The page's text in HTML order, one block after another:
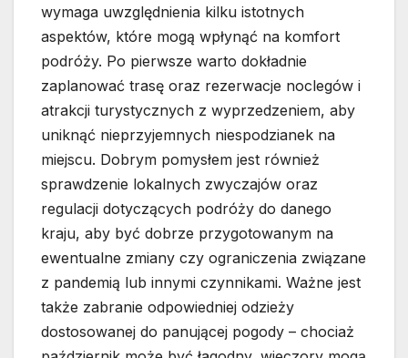
wymaga uwzględnienia kilku istotnych
aspektów, które mogą wpłynąć na komfort
podróży. Po pierwsze warto dokładnie
zaplanować trasę oraz rezerwacje noclegów i
atrakcji turystycznych z wyprzedzeniem, aby
uniknąć nieprzyjemnych niespodzianek na
miejscu. Dobrym pomysłem jest również
sprawdzenie lokalnych zwyczajów oraz
regulacji dotyczących podróży do danego
kraju, aby być dobrze przygotowanym na
ewentualne zmiany czy ograniczenia związane
z pandemią lub innymi czynnikami. Ważne jest
także zabranie odpowiedniej odzieży
dostosowanej do panującej pogody – chociaż